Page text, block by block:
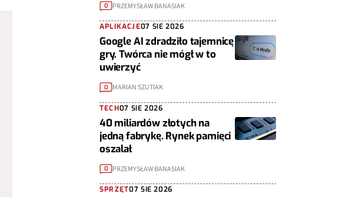
0 PRZEMYSŁAW BANASIAK
APLIKACJE07 SIE 2026
Google AI zdradziło tajemnicę
gry. Twórca nie mógł w to
uwierzyć
0 MARIAN SZUTIAK
TECH07 SIE 2026
40 miliardów złotych na
jedną fabrykę. Rynek pamięci
oszalał
0 PRZEMYSŁAW BANASIAK
SPRZĘT07 SIE 2026